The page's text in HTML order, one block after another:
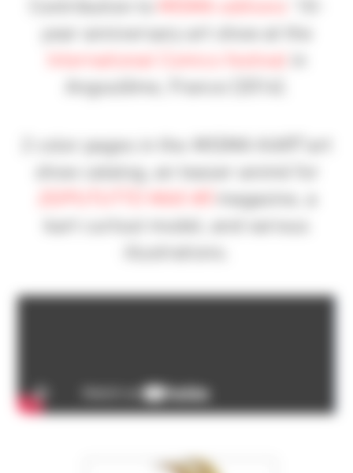
year anniversary art show at the
International Comics festival
Angoulême, France (2014).
2 color pages in the MISMA KART
art
show catalog, an teaser animé for
DOPUTUTTO MAX #5
magazine, a
kart curtout model, and various
illustrations.